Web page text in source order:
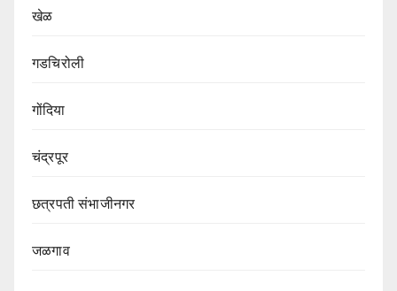
खेळ
गडचिरोली
गोंदिया
चंद्रपूर
छत्रपती संभाजीनगर
जळगाव